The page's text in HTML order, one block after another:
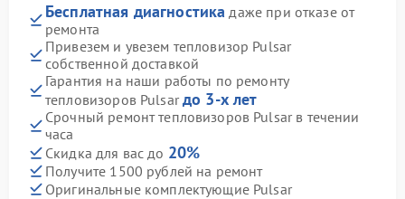
Бесплатная диагностика даже при отказе от
ремонта
Привезем и увезем тепловизор Pulsar
собственной доставкой
Гарантия на наши работы по ремонту
тепловизоров Pulsarдо 3-х лет
Срочный ремонт тепловизоров Pulsar в течении
часа
Скидка для вас до 20%
Получите 1500 рублей на ремонт
Оригинальные комплектующие Pulsar